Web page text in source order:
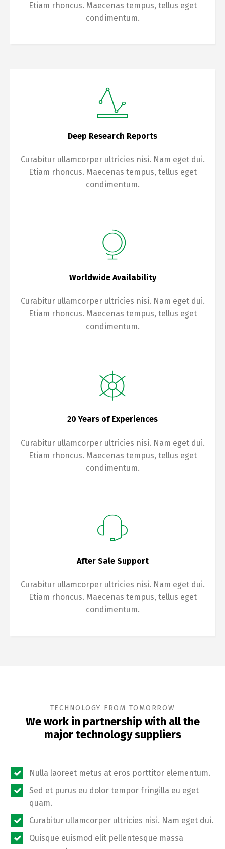
Etiam rhoncus. Maecenas tempus, tellus eget
condimentum.
Deep Research Reports
Curabitur ullamcorper ultricies nisi. Nam eget dui.
Etiam rhoncus. Maecenas tempus, tellus eget
condimentum.
Worldwide Availability
Curabitur ullamcorper ultricies nisi. Nam eget dui.
Etiam rhoncus. Maecenas tempus, tellus eget
condimentum.
20 Years of Experiences
Curabitur ullamcorper ultricies nisi. Nam eget dui.
Etiam rhoncus. Maecenas tempus, tellus eget
condimentum.
After Sale Support
Curabitur ullamcorper ultricies nisi. Nam eget dui.
Etiam rhoncus. Maecenas tempus, tellus eget
condimentum.
TECHNOLOGY FROM TOMORROW
We work in partnership with all the
major technology suppliers
Nulla laoreet metus at eros porttitor elementum.
Sed et purus eu dolor tempor fringilla eu eget
quam.
Curabitur ullamcorper ultricies nisi. Nam eget dui.
Quisque euismod elit pellentesque massa